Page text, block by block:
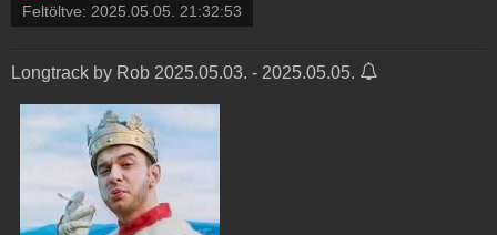
Feltöltve: 2025.05.05. 21:32:53
Longtrack by Rob 2025.05.03. - 2025.05.05.